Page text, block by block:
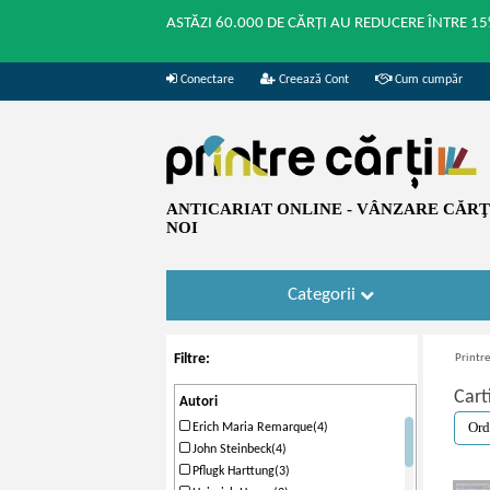
ASTĂZI 60.000 DE CĂRȚI AU REDUCERE ÎNTRE
Conectare Creează Cont Cum cumpăr
ANTICARIAT ONLINE - VÂNZARE
NOI
Categorii
Filtre:
Autori
Erich Maria Remarque(4)
John Steinbeck(4)
Pflugk Harttung(3)